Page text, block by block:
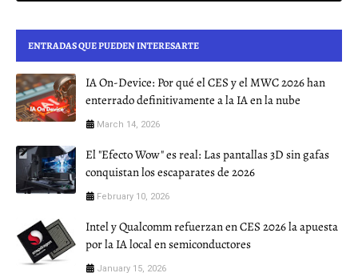
ENTRADAS QUE PUEDEN INTERESARTE
IA On-Device: Por qué el CES y el MWC 2026 han
enterrado definitivamente a la IA en la nube
March 14, 2026
El "Efecto Wow" es real: Las pantallas 3D sin gafas
conquistan los escaparates de 2026
February 10, 2026
Intel y Qualcomm refuerzan en CES 2026 la apuesta
por la IA local en semiconductores
January 15, 2026